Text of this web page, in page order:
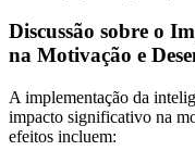
Discussão sobre o
na Motivação e
A implementação da
impacto significativo na
efeitos incluem: